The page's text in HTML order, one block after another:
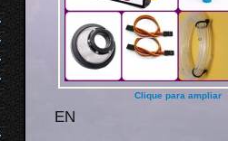
Clique para ampliar
EN